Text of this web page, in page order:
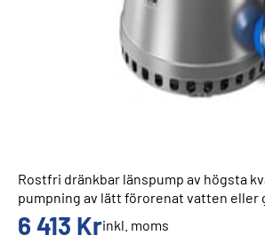
Rostfri dränkbar länspump av högsta
pumpning av lätt förorenat vatten eller
6 413 Krinkl. moms